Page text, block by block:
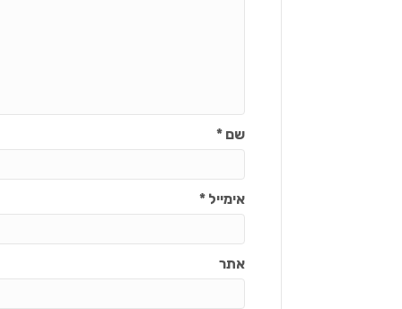
שם*
אימייל*
אתר